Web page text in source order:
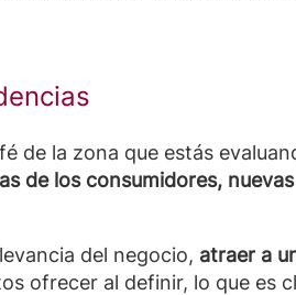
de la zona que estás
de los consumidores,
del negocio, atraer a
ofrecer al definir, lo que es